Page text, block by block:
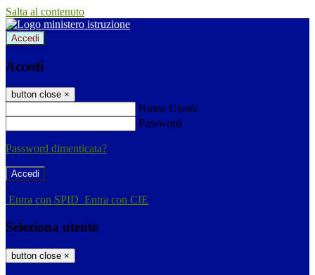
Salta al contenuto
Accedi
Accedi
button close ×
Nome Utente
Password
Password dimenticata?
-
Entra con SPID Entra con CIE
Seleziona utente
button close ×